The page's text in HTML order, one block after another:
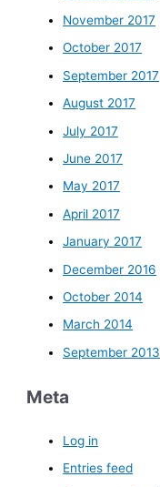
November 2017
October 2017
September 2017
August 2017
July 2017
June 2017
May 2017
April 2017
January 2017
December 2016
October 2014
March 2014
September 2013
Meta
Log in
Entries feed